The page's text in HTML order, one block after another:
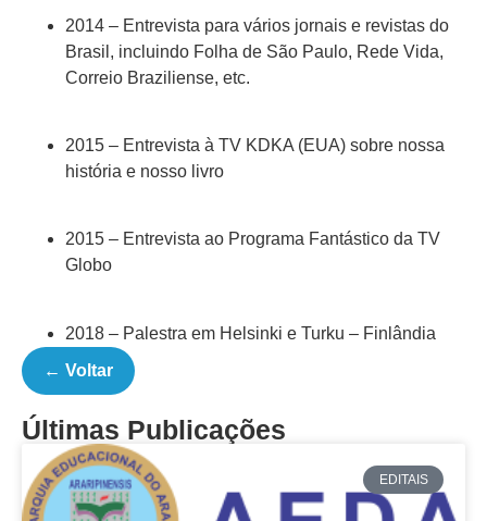
2014 – Entrevista para vários jornais e revistas do
Brasil, incluindo Folha de São Paulo, Rede Vida,
Correio Braziliense, etc.
2015 – Entrevista à TV KDKA (EUA) sobre nossa
história e nosso livro
2015 – Entrevista ao Programa Fantástico da TV
Globo
2018 – Palestra em Helsinki e Turku – Finlândia
← Voltar
Últimas Publicações
EDITAIS